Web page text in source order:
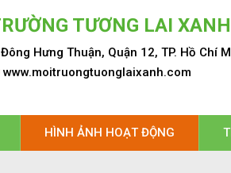
TƯƠNG LAI XANH
Hưng Thuận, Quận 12, TP. Hồ Chí
www.moitruongtuonglaixanh.com
HÌNH ẢNH HOẠT ĐỘNG